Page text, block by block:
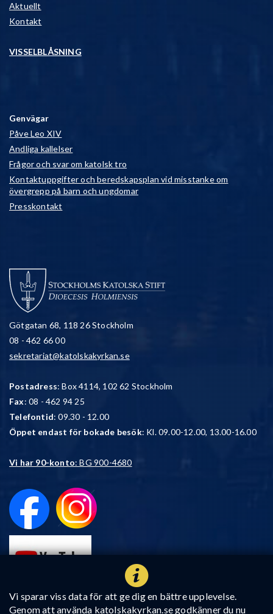
Vi sparar viss data för att ge dig en bättre upplevelse.
Genom att använda katolskakyrkan.se godkänner du nu
Aktuellt
Kontakt
VISSELBLÅSNING
Genvägar
Påve Leo XIV
Andliga kallelser
Frågor och svar om katolsk tro
Kontaktuppgifter och beredskapsplan vid misstanke om
övergrepp på barn och ungdomar
Presskontakt
Götgatan 68, 118 26 Stockholm
08 - 462 66 00
sekretariat@katolskakyrkan.se
Postadress: Box 4114, 102 62 Stockholm
Fax: 08 - 462 94 25
Telefontid: 09.30 - 12.00
Öppet endast för bokade besök: Kl. 09.00-12.00, 13.00-16.00
Vi har 90-konto: BG 900-4680